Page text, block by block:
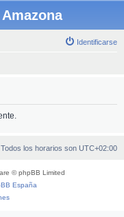
Identificarse
Todos los horarios son UTC+02:00
© phpBB Limited
España